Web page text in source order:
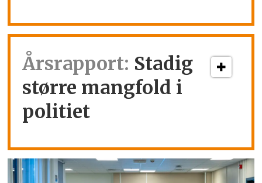
Årsrapport: Stadig
større mangfold i
politiet